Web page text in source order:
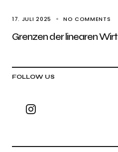
17. JULI 2025 NO COMMENTS
Grenzen der linearen
FOLLOW US